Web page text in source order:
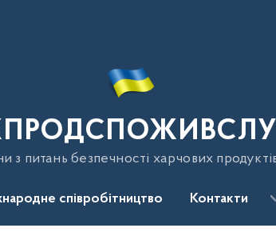
питань безпечності харчових
співробітництво Контакти